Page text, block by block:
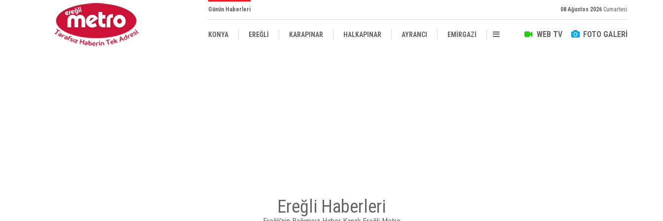
Günün Haberleri 08 Ağustos 2026 Cumartesi
WEB TV FOTO GALERİ
KONYA EREĞLİ KARAPINAR HALKAPINAR AYRANCI EMİRGAZİ
Ereğli Haberleri